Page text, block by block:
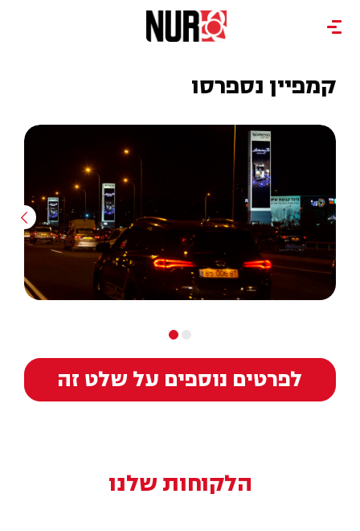
קמפיין נספרסו
לפרטים נוספים על שלט זה
הלקוחות שלנו